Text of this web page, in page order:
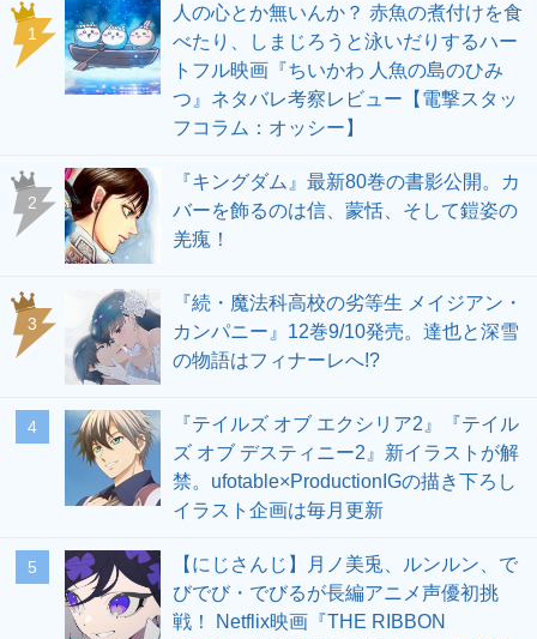
1
人の心とか無いんか？ 赤魚の煮付けを食
べたり、しまじろうと泳いだりするハー
トフル映画『ちいかわ 人魚の島のひみ
つ』ネタバレ考察レビュー【電撃スタッ
フコラム：オッシー】
2
『キングダム』最新80巻の書影公開。カ
バーを飾るのは信、蒙恬、そして鎧姿の
羌瘣！
3
『続・魔法科高校の劣等生 メイジアン・
カンパニー』12巻9/10発売。達也と深雪
の物語はフィナーレへ!?
4
『テイルズ オブ エクシリア2』『テイル
ズ オブ デスティニー2』新イラストが解
禁。ufotable×ProductionIGの描き下ろし
イラスト企画は毎月更新
5
【にじさんじ】月ノ美兎、ルンルン、で
びでび・でびるが長編アニメ声優初挑
戦！ Netflix映画『THE RIBBON